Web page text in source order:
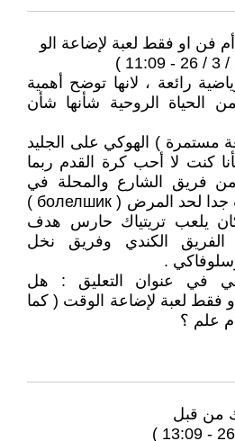
رائعة ، لانها توضح أهمية
من الحياة الروحية شأنها شأن
مستمرة ) الهوكي على الجليد
كنت لا أحب كرة القدم ربما
من فريق الشارع والمحلة في
طفولتي ، و لكني أعجبت جدا لحد المرض ( болелшик )
يلعب تريتياك حارس هدف
الفريق الكندي وفريق نخل
.
في عنوان التعليق : هل
فقط لعبة لإضاعة الوقت ( كما
علم ؟